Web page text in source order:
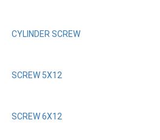
CYLINDER SCREW
SCREW 5X12
SCREW 6X12